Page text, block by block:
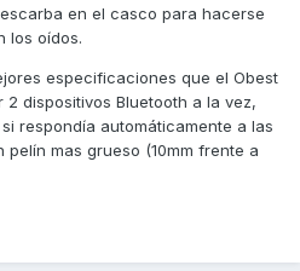
en el casco para hacerse
los oídos.
especificaciones que el Obest
dispositivos Bluetooth a la vez,
respondía automáticamente a las
pelín mas grueso (10mm frente a